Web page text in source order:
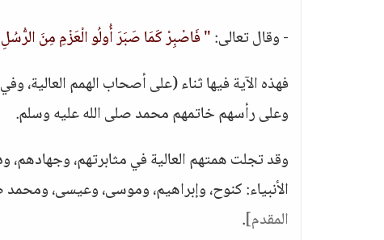
- وقال تعالى:" فَاصْبِرْ كَمَا صَبَرَ أُولُو الْعَزْمِ مِنَ
فهذه الآية فيها ثناء (على أصحاب الهمم العالية،
وعلى رأسهم خاتمهم محمد صلى الله عليه وسلم.
وقد تجلت همتهم العالية في مثابرتهم،
الأنبياء: كنوح، وإبراهيم، وموسى، وعيسى،
المقدم].